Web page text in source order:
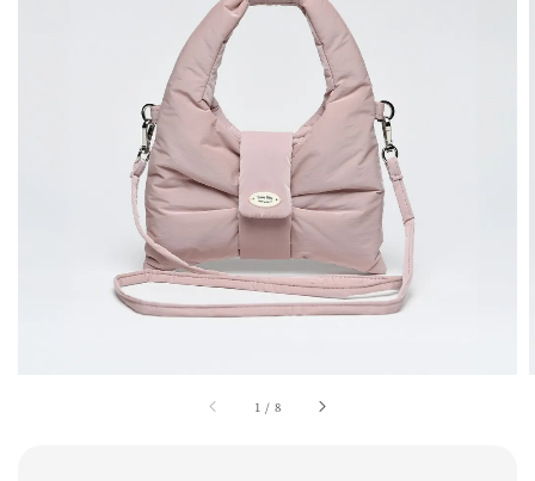
1 / 8